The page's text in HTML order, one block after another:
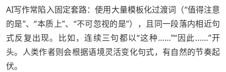
AI写作常陷入固定套路：使用大量模板化过渡词（“值得注意
的是”、“本质上”、“不可忽视的是”），且同一段落内相近句
式反复出现。比如，连续三句都以“这种……”“因此……”开
头。人类作者则会根据语境灵活变化句式，有自然的节奏起
伏。